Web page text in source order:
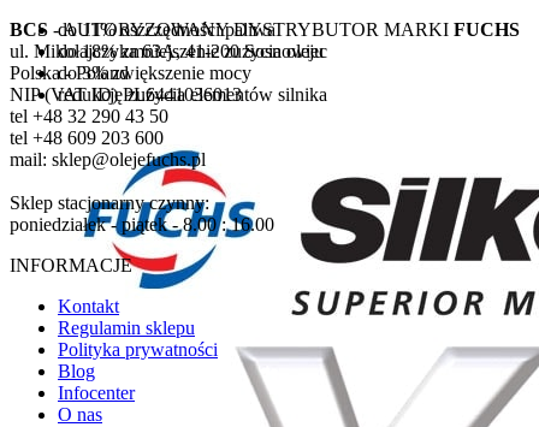
do 11% oszczędności paliwa
do 18% zmniejszenie zużycia oleju
do 3% zwiększenie mocy
redukcję zużycia elementów silnika
BCS - AUTORYZOWANY DYSTRYBUTOR MARKI FUCHS
ul. Mikołajczyka 63A, 41-200 Sosnowiec
Polska - Poland
NIP (VAT ID) PL6441036013
tel +48 32 290 43 50
tel +48 609 203 600
mail: sklep@olejefuchs.pl
Sklep stacjonarny czynny:
poniedziałek - piątek - 8.00 : 16.00
INFORMACJE
Kontakt
Regulamin sklepu
Polityka prywatności
Blog
Infocenter
O nas